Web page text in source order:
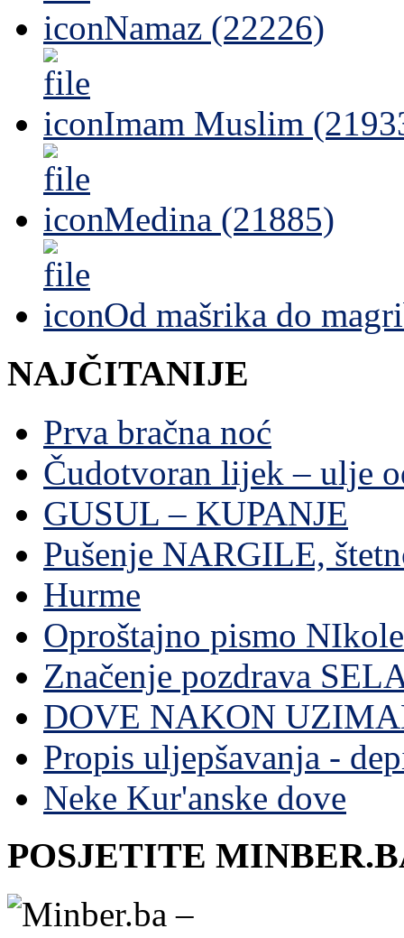
Namaz (22226)
Imam Muslim
Medina (21885)
Od mašrika do
NAJČITANIJE
Prva bračna noć
Čudotvoran lijek – ulje
GUSUL – KUPANJE
Pušenje NARGILE,
Hurme
Oproštajno pismo
Značenje pozdrava
DOVE NAKON
Propis uljepšavanja -
Neke Kur'anske dove
POSJETITE